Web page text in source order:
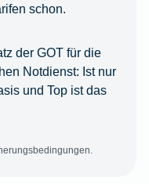
schon.
der GOT für die
Notdienst: Ist nur
und Top ist das